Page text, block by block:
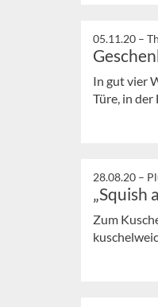
05.11.20 –
In gut vier
Türe, in der
28.08.20 –
„Squish
Zum